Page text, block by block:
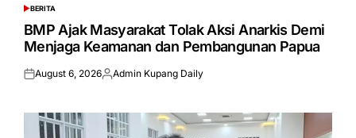
POSTED
IN
BERITA
BMP Ajak Masyarakat Tolak Aksi Anarkis Demi
Menjaga Keamanan dan Pembangunan Papua
Posted
August 6, 2026Posted
Admin Kupang Daily